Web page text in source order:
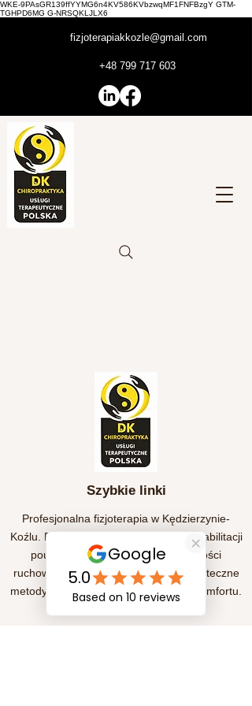
WKE-9PAsGR139ffYYMG6n4KV586KVbzwqMF1FNFBzgY GTM-
TGHPD6MG G-NRSQKLJLX6
fizjoterapiakkozle@gmail.com
+48 799 717 603
Szybkie linki
Profesjonalna fizjoterapia w Kędzierzynie-
Koźlu. Pomagamy w leczeniu bólu, rehabilitacji
pourazowej oraz poprawie sprawności
ruchowej. Indywidualne podejście i skuteczne
metody terapii dla Twojego zdrowia i komfortu.